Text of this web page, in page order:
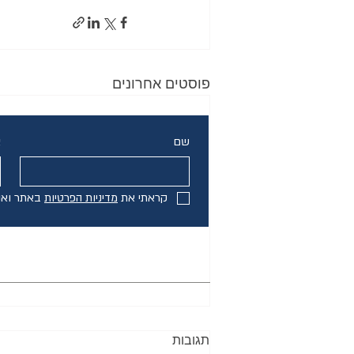
פוסטים אחרונים
תגובות
שם
קראתי את מדיניות הפרטיות באתר